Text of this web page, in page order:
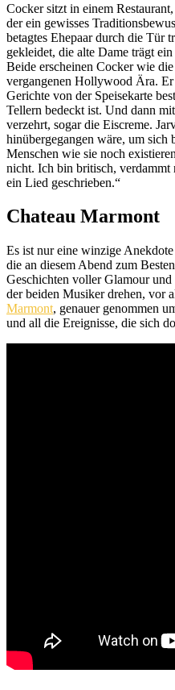
Cocker sitzt in einem
der ein gewisses
betagtes Ehepaar durch die Tür
gekleidet, die alte Dame trägt
Beide erscheinen Cocker wie
vergangenen Hollywood Ära. Er
Gerichte von der Speisekarte
Tellern bedeckt ist. Und dann
verzehrt, sogar die Eiscreme.
hinübergegangen wäre, um sich
Menschen wie sie noch
nicht. Ich bin britisch, verdammt
ein Lied geschrieben.“
Chateau Marmont
Es ist nur eine winzige
die an diesem Abend zum
Geschichten voller Glamour
der beiden Musiker drehen, vor
Marmont, genauer genommen
und all die Ereignisse, die sich